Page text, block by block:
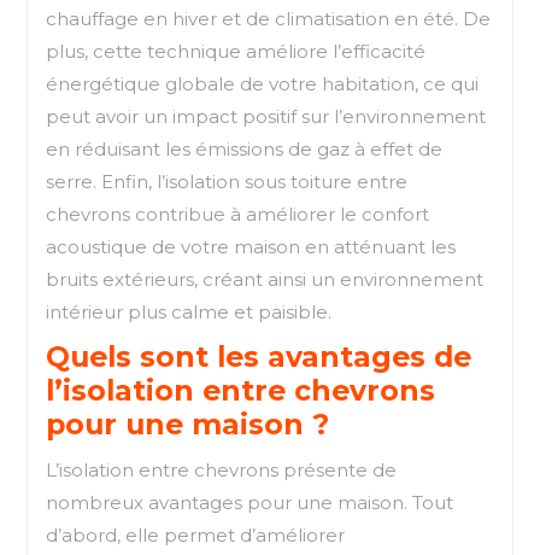
chauffage en hiver et de climatisation en été. De
plus, cette technique améliore l’efficacité
énergétique globale de votre habitation, ce qui
peut avoir un impact positif sur l’environnement
en réduisant les émissions de gaz à effet de
serre. Enfin, l’isolation sous toiture entre
chevrons contribue à améliorer le confort
acoustique de votre maison en atténuant les
bruits extérieurs, créant ainsi un environnement
intérieur plus calme et paisible.
Quels sont les avantages de
l’isolation entre chevrons
pour une maison ?
L’isolation entre chevrons présente de
nombreux avantages pour une maison. Tout
d’abord, elle permet d’améliorer